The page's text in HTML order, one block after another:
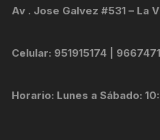
Av . Jose Galvez #531 – La
Celular: 951915174 |
Horario: Lunes a Sábado: